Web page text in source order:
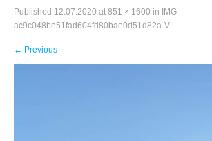
Published 12.07.2020 at 851 × 1600 in
IMG-
ac9c048be51fad604fd80bae0d51d82a-V
← Previous